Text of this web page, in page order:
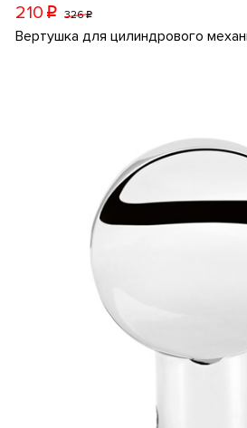
210 p 326p
Вертушка для цилиндрового